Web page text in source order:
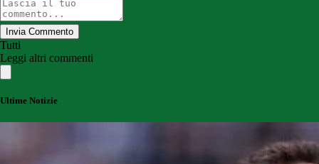
Invia Commento
Tutti
Leggi altri commenti
Ultime Notizie